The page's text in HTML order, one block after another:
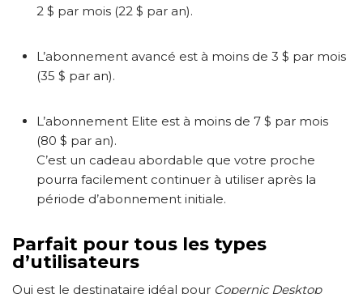
2 $ par mois (22 $ par an).
L’abonnement avancé est à moins de 3 $ par mois
(35 $ par an).
L’abonnement Elite est à moins de 7 $ par mois
(80 $ par an).
C’est un cadeau abordable que votre proche
pourra facilement continuer à utiliser après la
période d’abonnement initiale.
Parfait pour tous les types
d’utilisateurs
Qui est le destinataire idéal pour Copernic Desktop